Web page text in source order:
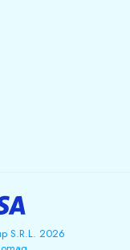
S.R.L. 2026